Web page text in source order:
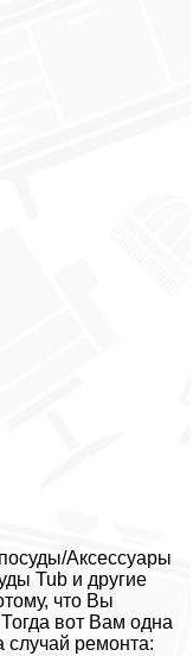
Аксессуары
Tub и другие
что Вы
вот Вам одна
ремонта: